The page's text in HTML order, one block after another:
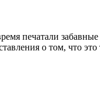
печатали забавные
о том, что это